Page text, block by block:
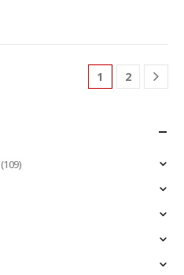
1 2
(109)